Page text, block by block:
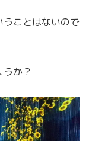
ことはないので
か？